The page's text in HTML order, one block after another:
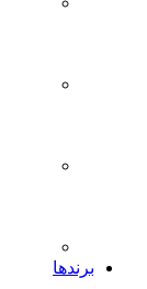
برندها